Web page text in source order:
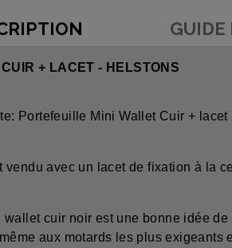
GUIDE
+ LACET - HELSTONS
Portefeuille Mini Wallet Cuir +
avec un lacet de fixation à la
cuir noir est une bonne idée
aux motards les plus exigeants